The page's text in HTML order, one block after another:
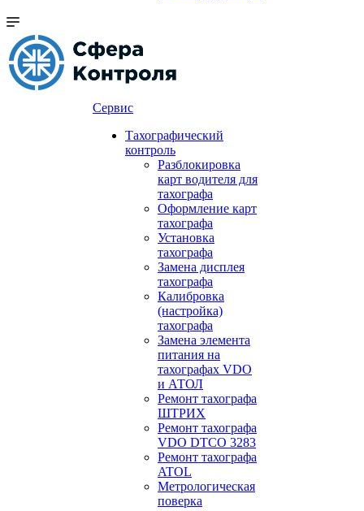
Сервис
Тахографический
контроль
Разблокировка
карт водителя для
тахографа
Оформление карт
тахографа
Установка
тахографа
Замена дисплея
тахографа
Калибровка
(настройка)
тахографа
Замена элемента
питания на
тахографах VDO
и АТОЛ
Ремонт тахографа
ШТРИХ
Ремонт тахографа
VDO DTCO 3283
Ремонт тахографа
ATOL
Метрологическая
поверка